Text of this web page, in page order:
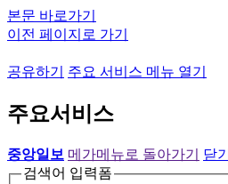
본문 바로가기
이전 페이지로 가기
공유하기 주요 서비스 메뉴 열기
주요서비스
중앙일보 메가메뉴로 돌아가기
닫기
검색어 입력폼